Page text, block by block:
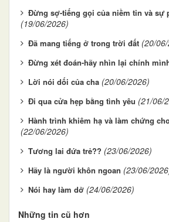
Đừng sợ-tiếng gọi của niềm tin và sự
(19/06/2026)
Đã mang tiếng ở trong trời đất (20/
Đừng xét đoán-hãy nhìn lại chính
Lời nói dối của cha (20/06/2026)
Đi qua cửa hẹp bằng tình yêu (21/06/
Hành trình khiêm hạ và làm chứng
(22/06/2026)
Tương lai đứa trẻ?? (23/06/2026)
Hãy là người khôn ngoan (23/06/
Nói hay làm dở (24/06/2026)
Những tin cũ hơn